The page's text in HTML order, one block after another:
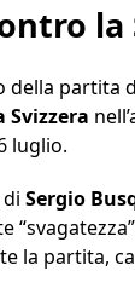
la
della partita
Svizzera
luglio.
Sergio
la partita,